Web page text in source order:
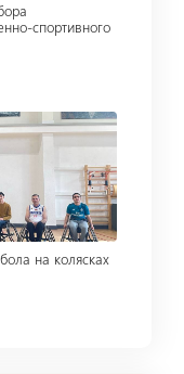
спортивного
на колясках